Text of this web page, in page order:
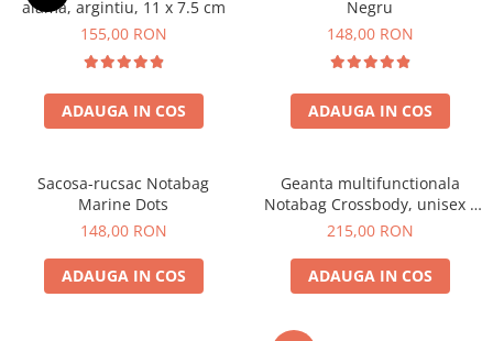
alama, argintiu, 11 x 7.5 cm
155,00 RON
ADAUGA IN COS
Negru
148,00 RON
ADAUGA IN COS
Sacosa-rucsac Notabag
Marine Dots
148,00 RON
ADAUGA IN COS
Geanta multifunctionala
Notabag Crossbody, unisex -
verde
215,00 RON
ADAUGA IN COS